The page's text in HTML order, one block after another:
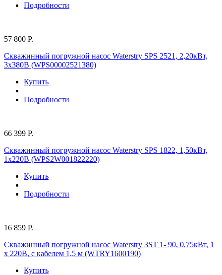
Подробности
57 800 Р.
Скважинный погружной насос Waterstry SPS 2521, 2,20кВт,
3х380В (WPS00002521380)
Купить
Подробности
66 399 Р.
Скважинный погружной насос Waterstry SPS 1822, 1,50кВт,
1х220В (WPS2W001822220)
Купить
Подробности
16 859 Р.
Скважинный погружной насос Waterstry 3ST 1- 90, 0,75кВт, 1
х 220В, с кабелем 1,5 м (WTRY1600190)
Купить